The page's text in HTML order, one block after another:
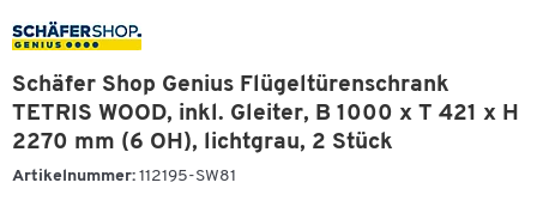
Schäfer Shop Genius Flügeltürenschrank
TETRIS WOOD, inkl. Gleiter, B 1000 x T 421 x H
2270 mm (6 OH), lichtgrau, 2 Stück
Artikelnummer: 112195-SW81